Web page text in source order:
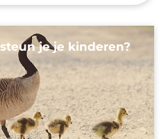
je je kinderen?